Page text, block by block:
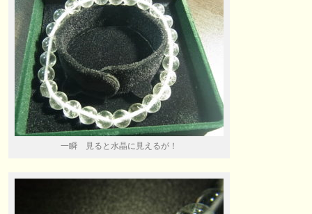
一瞬 見ると水晶に見えるが！